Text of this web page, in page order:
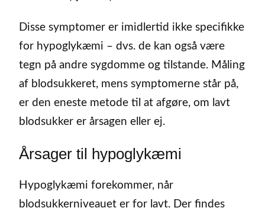
Disse symptomer er imidlertid ikke specifikke
for hypoglykæmi – dvs. de kan også være
tegn på andre sygdomme og tilstande. Måling
af blodsukkeret, mens symptomerne står på,
er den eneste metode til at afgøre, om lavt
blodsukker er årsagen eller ej.
Årsager til hypoglykæmi
Hypoglykæmi forekommer, når
blodsukkerniveauet er for lavt. Der findes